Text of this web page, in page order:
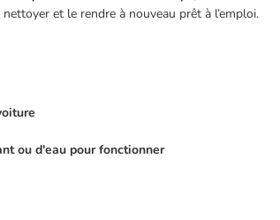
et le rendre à nouveau prêt à l’emploi.
ou d'eau pour fonctionner